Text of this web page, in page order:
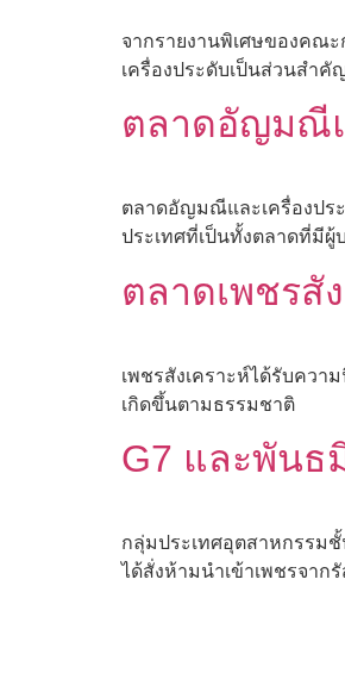
จากรายงานพิเศษของคณะ
เครื่องประดับเป็นส่วนสำ
ตลาดอัญมณี
ตลาดอัญมณีและเครื่องปร
ประเทศที่เป็นทั้งตลาดที่มี
ตลาดเพชรสั
เพชรสังเคราะห์ได้รับควา
เกิดขึ้นตามธรรมชาติ
G7 และพันธ
กลุ่มประเทศอุตสาหกรรมชั้
ได้สั่งห้ามนำเข้าเพชรจาก